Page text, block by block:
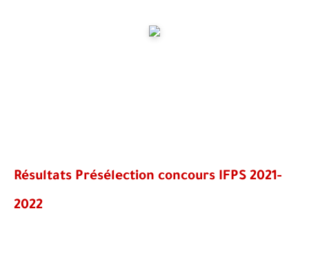
Résultats Présélection concours IFPS 2021-
2022